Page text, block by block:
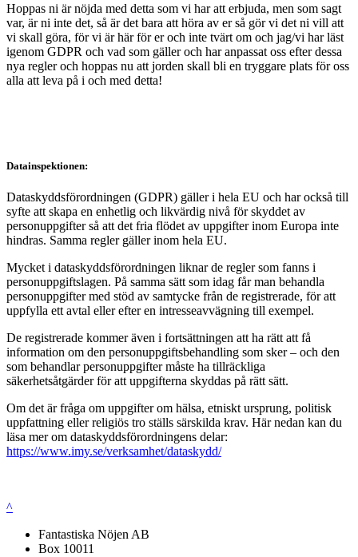
Hoppas ni är nöjda med detta som vi har att erbjuda, men som sagt
var, är ni inte det, så är det bara att höra av er så gör vi det ni vill att
vi skall göra, för vi är här för er och inte tvärt om och jag/vi har läst
igenom GDPR och vad som gäller och har anpassat oss efter dessa
nya regler och hoppas nu att jorden skall bli en tryggare plats för oss
alla att leva på i och med detta!
Datainspektionen:
Dataskyddsförordningen (GDPR) gäller i hela EU och har också till
syfte att skapa en enhetlig och likvärdig nivå för skyddet av
personuppgifter så att det fria flödet av uppgifter inom Europa inte
hindras. Samma regler gäller inom hela EU.
Mycket i dataskyddsförordningen liknar de regler som fanns i
personuppgiftslagen. På samma sätt som idag får man behandla
personuppgifter med stöd av samtycke från de registrerade, för att
uppfylla ett avtal eller efter en intresseavvägning till exempel.
De registrerade kommer även i fortsättningen att ha rätt att få
information om den personuppgiftsbehandling som sker – och den
som behandlar personuppgifter måste ha tillräckliga
säkerhetsåtgärder för att uppgifterna skyddas på rätt sätt.
Om det är fråga om uppgifter om hälsa, etniskt ursprung, politisk
uppfattning eller religiös tro ställs särskilda krav. Här nedan kan du
läsa mer om dataskyddsförordningens delar:
https://www.imy.se/verksamhet/dataskydd/
^
Fantastiska Nöjen AB
Box 10011